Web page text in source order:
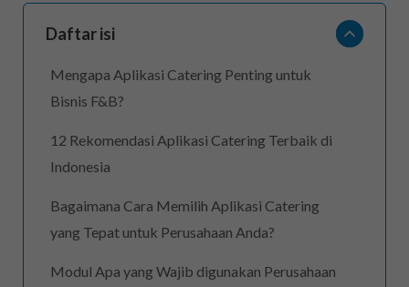
Daftar isi
Mengapa Aplikasi Catering Penting untuk
Bisnis F&B?
12 Rekomendasi Aplikasi Catering Terbaik di
Indonesia
Bagaimana Cara Memilih Aplikasi Catering
yang Tepat untuk Perusahaan Anda?
Modul Apa yang Wajib digunakan Perusahaan